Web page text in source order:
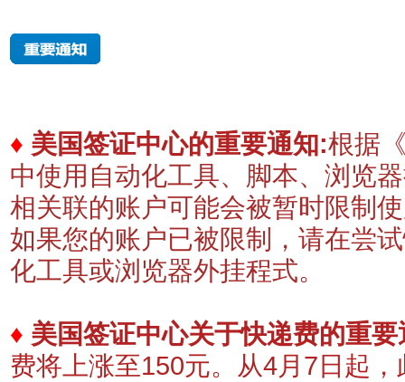
♦ 美国签证中心的重要通知:根据
中使用自动化工具、脚本、浏览
相关联的账户可能会被暂时限制
如果您的账户已被限制，请在尝
化工具或浏览器外挂程式。
♦ 美国签证中心关于快递费的重
费将上涨至150元。
从4月7日起